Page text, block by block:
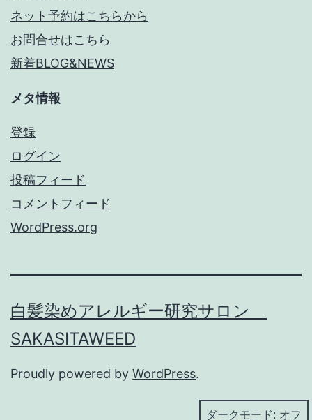
ネット予約はこちらから
お問合せはこちら
新着BLOG&NEWS
メタ情報
登録
ログイン
投稿フィード
コメントフィード
WordPress.org
白髪染めアレルギー研究サロン
SAKASITAWEED
Proudly powered by WordPress.
ダークモード: